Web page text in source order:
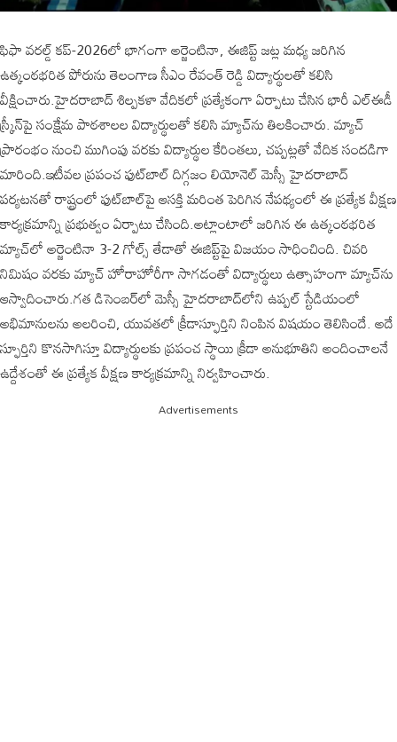
ఫిఫా వరల్డ్ కప్-2026లో భాగంగా అర్జెంటినా, ఈజిప్ట్ జట్ల మధ్య జరిగిన
ఉత్కంఠభరిత పోరును తెలంగాణ సీఎం రేవంత్ రెడ్డి విద్యార్థులతో కలిసి
వీక్షించారు.హైదరాబాద్ శిల్పకళా వేదికలో ప్రత్యేకంగా ఏర్పాటు చేసిన భారీ ఎల్ఈడీ
స్క్రీన్‌పై సంక్షేమ పాఠశాలల విద్యార్థులతో కలిసి మ్యాచ్‌ను తిలకించారు. మ్యాచ్
ప్రారంభం నుంచి ముగింపు వరకు విద్యార్థుల కేరింతలు, చప్పట్లతో వేదిక సందడిగా
మారింది.ఇటీవల ప్రపంచ ఫుట్‌బాల్ దిగ్గజం లియోనెల్ మెస్సీ హైదరాబాద్
పర్యటనతో రాష్ట్రంలో ఫుట్‌బాల్‌పై ఆసక్తి మరింత పెరిగిన నేపథ్యంలో ఈ ప్రత్యేక వీక్షణ
కార్యక్రమాన్ని ప్రభుత్వం ఏర్పాటు చేసింది.అట్లాంటాలో జరిగిన ఈ ఉత్కంఠభరిత
మ్యాచ్‌లో అర్జెంటినా 3-2 గోల్స్ తేడాతో ఈజిప్ట్‌పై విజయం సాధించింది. చివరి
నిమిషం వరకు మ్యాచ్ హోరాహోరీగా సాగడంతో విద్యార్థులు ఉత్సాహంగా మ్యాచ్‌ను
ఆస్వాదించారు.గత డిసెంబర్‌లో మెస్సీ హైదరాబాద్‌లోని ఉప్పల్ స్టేడియంలో
అభిమానులను అలరించి, యువతలో క్రీడాస్ఫూర్తిని నింపిన విషయం తెలిసిందే. అదే
స్ఫూర్తిని కొనసాగిస్తూ విద్యార్థులకు ప్రపంచ స్థాయి క్రీడా అనుభూతిని అందించాలనే
ఉద్దేశంతో ఈ ప్రత్యేక వీక్షణ కార్యక్రమాన్ని నిర్వహించారు.
Advertisements